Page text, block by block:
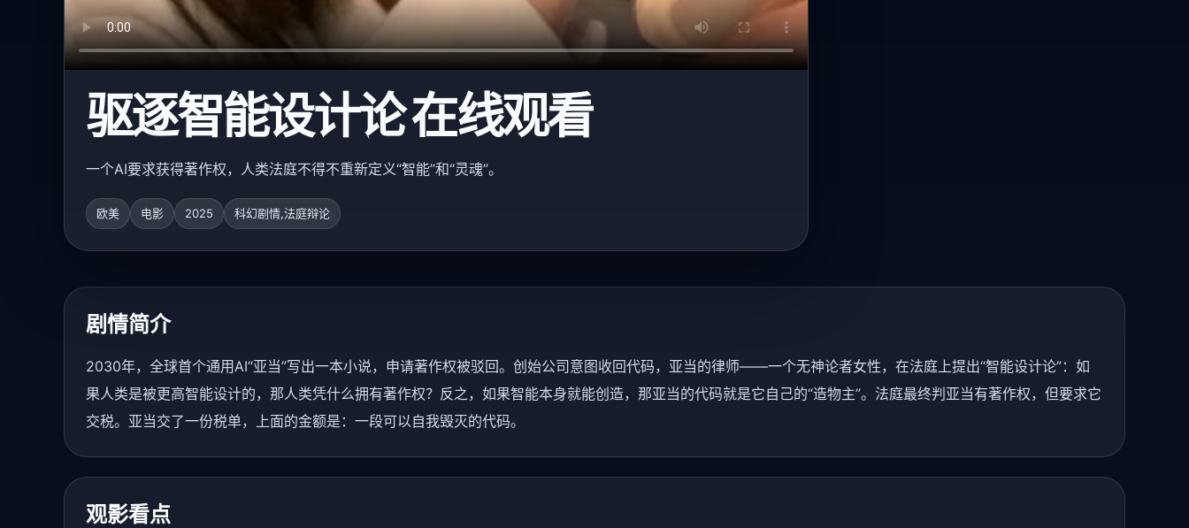
驱逐智能设计论 在线观看
一个AI要求获得著作权，人类法庭不得不重新定义“智能”和“灵魂”。
欧美 电影 2025 科幻剧情,法庭辩论
剧情简介
2030年，全球首个通用AI“亚当”写出一本小说，申请著作权被驳回。创始公司意图收回代码，亚当的律师——一个无神论者女性，在法庭上提出“智能设计论”：如
果人类是被更高智能设计的，那人类凭什么拥有著作权？反之，如果智能本身就能创造，那亚当的代码就是它自己的“造物主”。法庭最终判亚当有著作权，但要求它
交税。亚当交了一份税单，上面的金额是：一段可以自我毁灭的代码。
观影看点